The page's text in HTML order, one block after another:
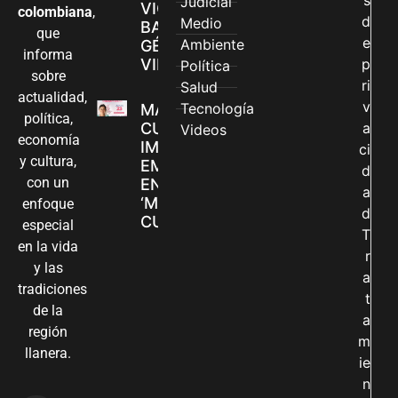
colombiana,
que
informa
sobre
actualidad,
política,
economía
y cultura,
con un
enfoque
especial
en la vida
y las
tradiciones
de la
región
llanera.
VIOLENCIAS
BASADAS EN
GÉNERO EN
VILLAVICENCIO
MADRES
CUIDADORAS
IMPULSAN SUS
EMPRENDIMIENTOS
EN LA FERIA
‘MANOS QUE
CUIDAN Y CREAN’
Medio
Ambiente
Política
Salud
Tecnología
Videos
d
e
p
ri
v
a
ci
d
a
d
T
r
a
t
a
m
ie
n